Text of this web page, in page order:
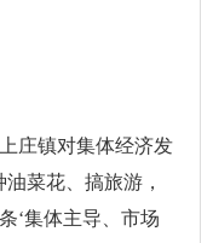
庄镇对集体经济发
菜花、搞旅游，
‘集体主导、市场